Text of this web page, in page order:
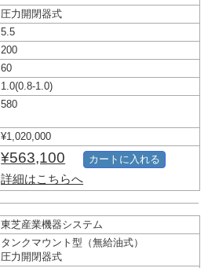
圧力開閉器式
5.5
200
60
1.0(0.8-1.0)
580
¥1,020,000
¥563,100
詳細はこちらへ
カートに入れる
東芝産業機器システム
タンクマウント型（無給油式）
圧力開閉器式